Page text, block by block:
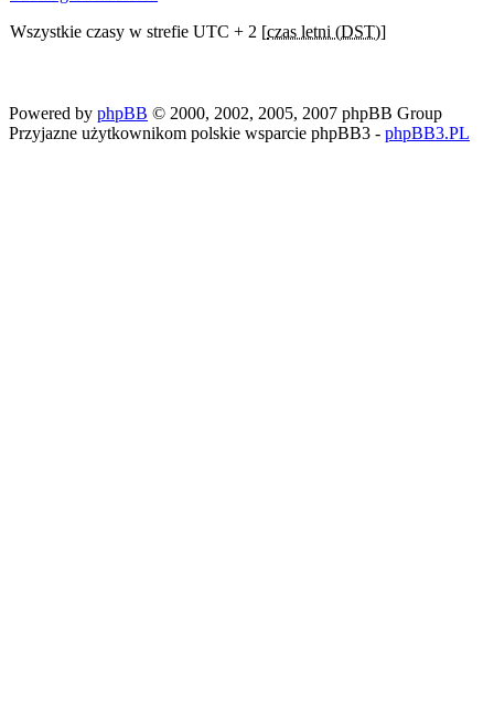
Wszystkie czasy w strefie UTC + 2 [czas letni (DST)]
Powered by phpBB © 2000, 2002, 2005, 2007 phpBB Group
Przyjazne użytkownikom polskie wsparcie phpBB3 - phpBB3.PL